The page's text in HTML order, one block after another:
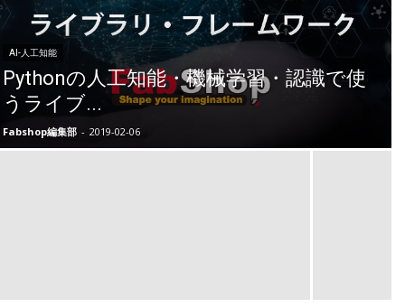
AI-人工知能
Pythonの人工知能・機械学習・認識で使
うライブ...
Fabshop編集部 - 2019-02-06